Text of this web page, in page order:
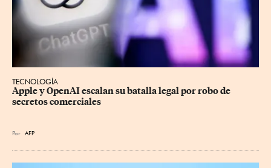
TECNOLOGÍA
Apple y OpenAI escalan su batalla legal por robo de
secretos comerciales
Por AFP